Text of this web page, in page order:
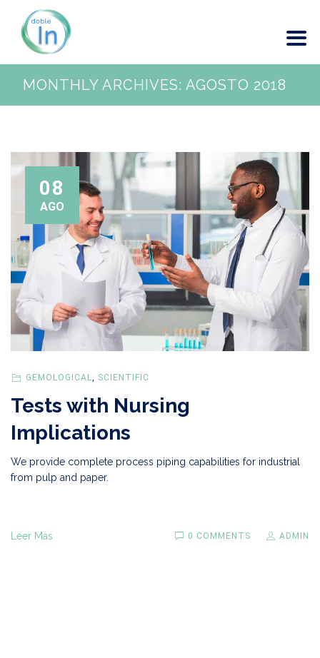
MONTHLY ARCHIVES: AGOSTO 2018
08
AGO
GEMOLOGICAL SCIENTIFIC
Tests with Nursing
Implications
We provide complete process piping capabilities for industrial
from pulp and paper.
Leer Más 0 COMMENTS ADMIN